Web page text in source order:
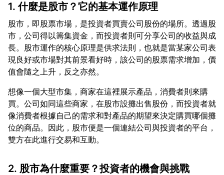
1. 什麼是股市？它的基本運作原理
股市，即股票市場，是投資者買賣公司股份的場所。透過股
市，公司得以籌集資金，而投資者則可分享公司的收益與成
長。股市運作的核心原理是供求法則，也就是當某家公司表
現良好或市場對其前景看好時，該公司的股票需求增加，價
想像一個大型市集，商家在這裡展示產品，消費者則來購
買。公司如同這些商家，在股市設攤出售股份，而投資者就
像消費者根據自己的需求和對產品的期望來決定購買哪個攤
位的商品。因此，股市便是一個連結公司與投資者的平台，
2. 股市為什麼重要？投資者的機會與挑戰